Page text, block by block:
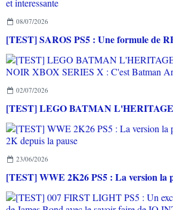
08/07/2026
02/07/2026
23/06/2026